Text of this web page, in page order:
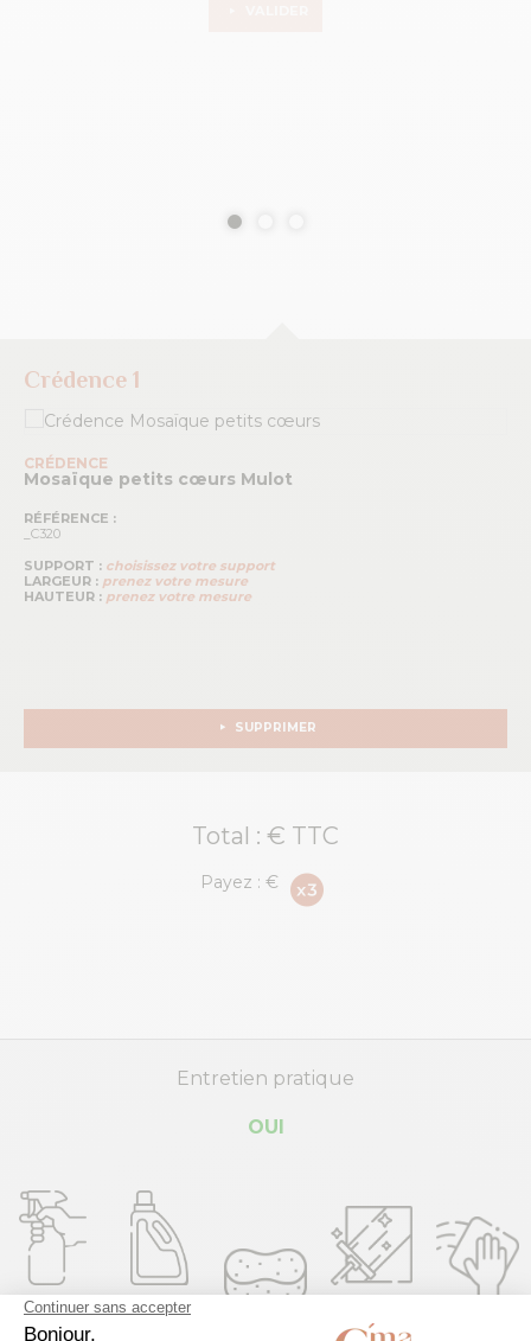
Crédence 1
CRÉDENCE
Mosaïque petits cœurs Mulot
RÉFÉRENCE :
_C320
SUPPORT : choisissez votre support
LARGEUR : prenez votre mesure
HAUTEUR : prenez votre mesure
SUPPRIMER
Total : € TTC
Payez :€
Entretien pratique
OUI
Vinaigre
blanc
Eau de
vitre